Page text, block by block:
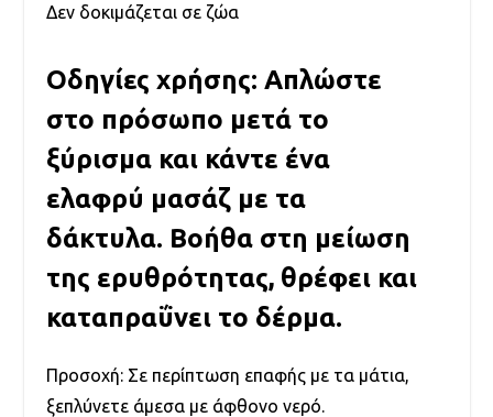
Δεν δοκιμάζεται σε ζώα
Οδηγίες χρήσης: Απλώστε
στο πρόσωπο μετά το
ξύρισμα και κάντε ένα
ελαφρύ μασάζ με τα
δάκτυλα. Βοήθα στη μείωση
της ερυθρότητας, θρέφει και
καταπραΰνει το δέρμα.
Προσοχή: Σε περίπτωση επαφής με τα μάτια,
ξεπλύνετε άμεσα με άφθονο νερό.